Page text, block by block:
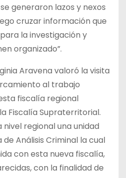
generaron lazos y nexos
cruzar información que
la investigación y
organizado”.
Aravena valoró la visita
al trabajo
fiscalía regional
Fiscalía Supraterritorial.
regional una unidad
Análisis Criminal la cual
con esta nueva fiscalía,
con la finalidad de